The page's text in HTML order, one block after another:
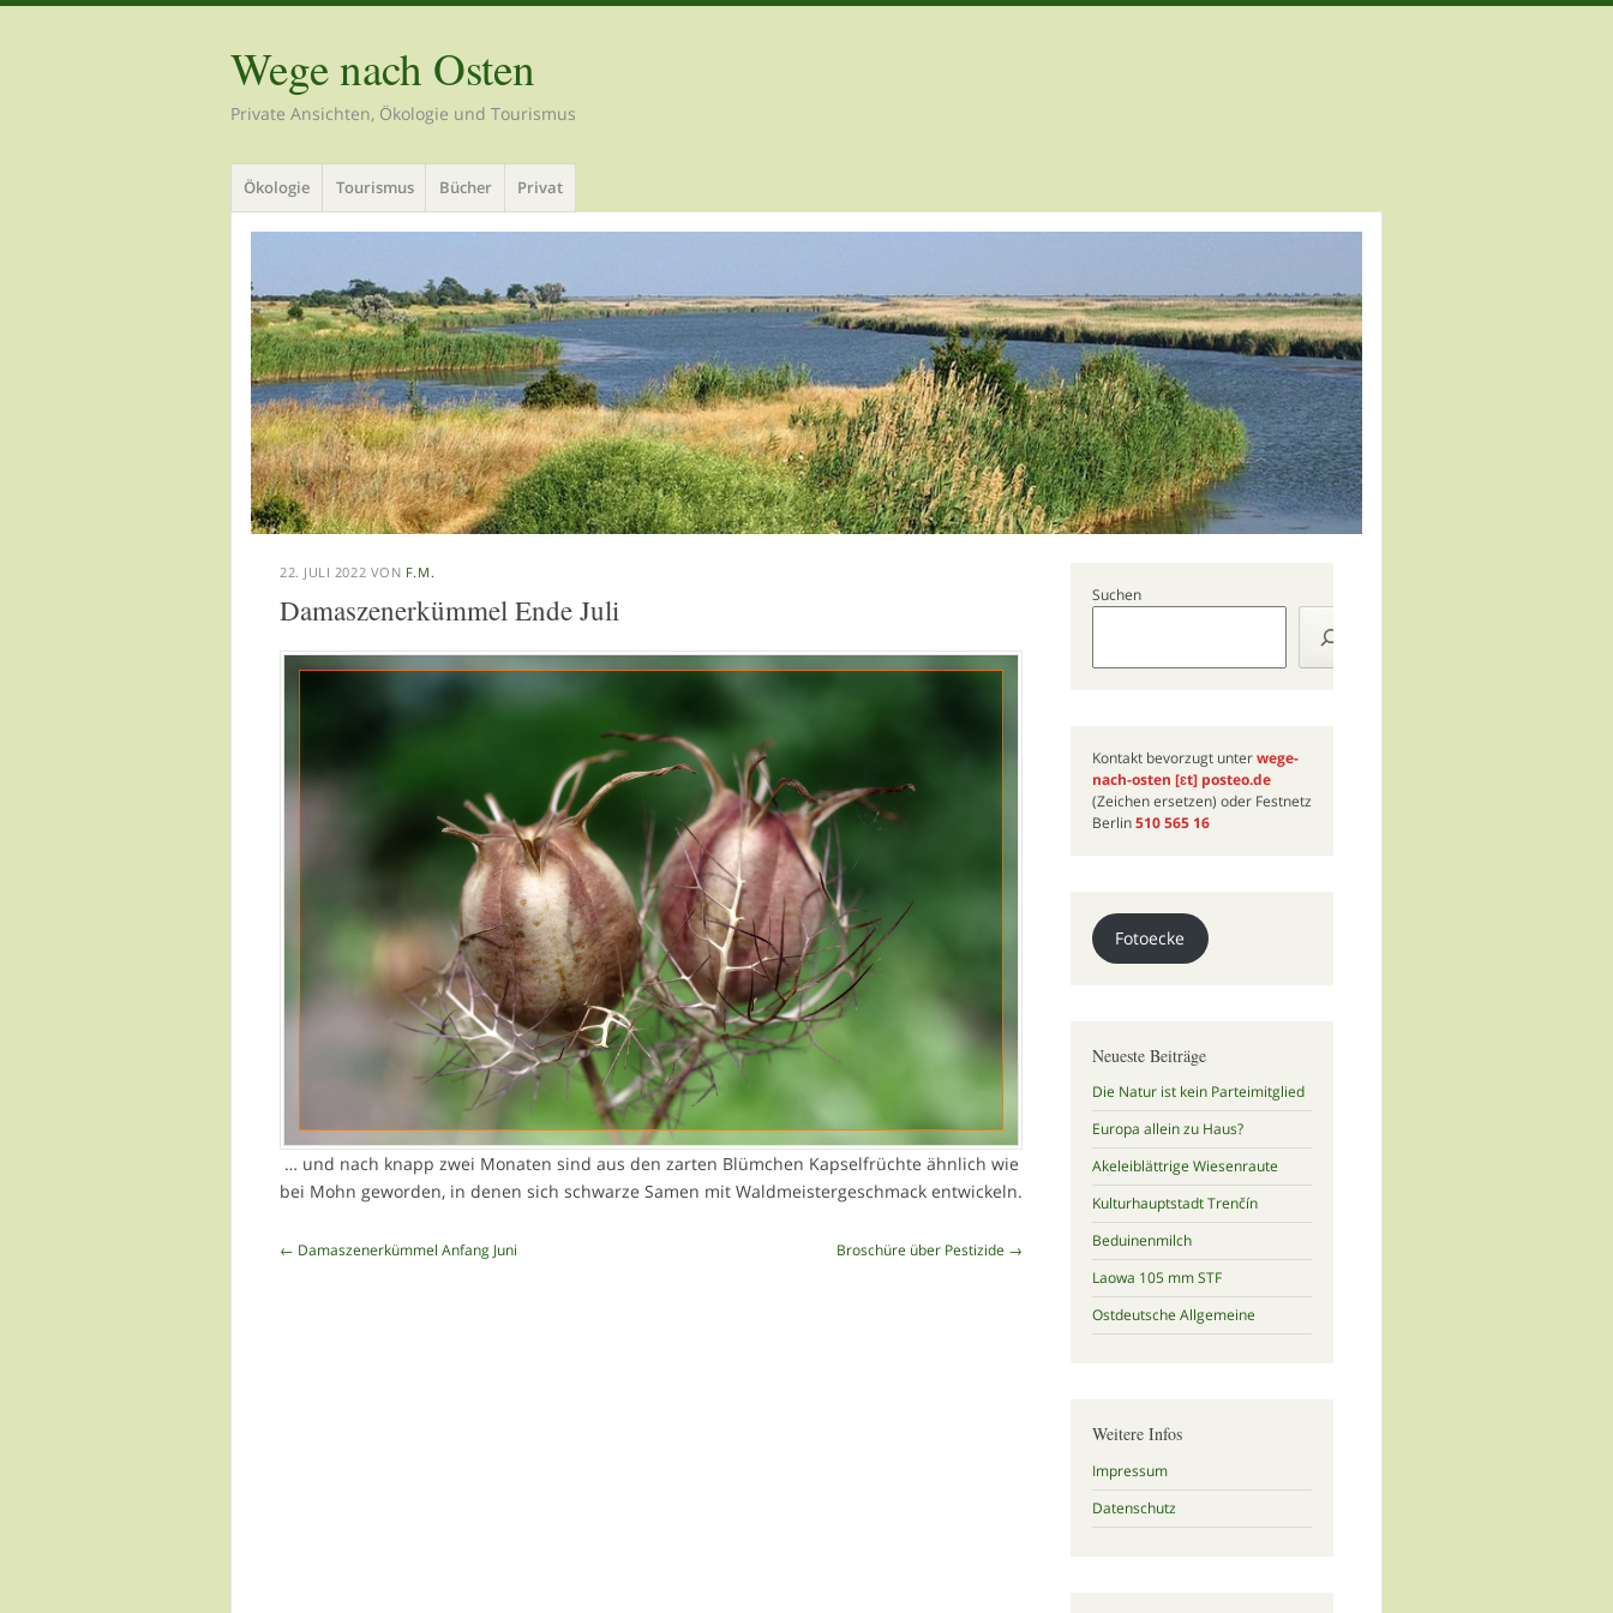
Wege nach Osten
Private Ansichten, Ökologie und Tourismus
Menü
Zum
Inhalt
springen
Ökologie Tourismus Bücher Privat
22. JULI 2022 VON F.M.
Damaszenerkümmel Ende Juli
… und nach knapp zwei Monaten sind aus den zarten Blümchen Kapselfrüchte ähnlich wie
bei Mohn geworden, in denen sich schwarze Samen mit Waldmeistergeschmack entwickeln.
Beitragsnavigation
← Damaszenerkümmel Anfang Juni Broschüre über Pestizide →
Suchen
Kontakt bevorzugt unterwege-
nach-osten [ɛt]posteo.de
(Zeichen ersetzen) oder Festnetz
Berlin510 565 16
Fotoecke
Neueste Beiträge
Die Natur ist kein Parteimitglied
Europa allein zu Haus?
Akeleiblättrige Wiesenraute
Kulturhauptstadt Trenčín
Beduinenmilch
Laowa 105 mm STF
Ostdeutsche Allgemeine
Weitere Infos
Impressum
Datenschutz